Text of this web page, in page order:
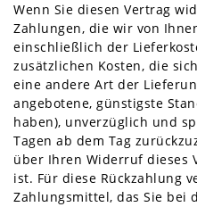
Wenn Sie diesen Vertrag
Zahlungen, die wir von
einschließlich der
zusätzlichen Kosten, die
eine andere Art der
angebotene, günstigste
haben), unverzüglich und
Tagen ab dem Tag
über Ihren Widerruf dieses
ist. Für diese Rückzahlung
Zahlungsmittel, das Sie bei